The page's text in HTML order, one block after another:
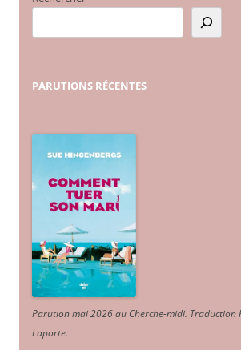
PARUTIONS RÉCENTES
Parution mai 2026 au Cherche-midi. Traduction
Laporte.